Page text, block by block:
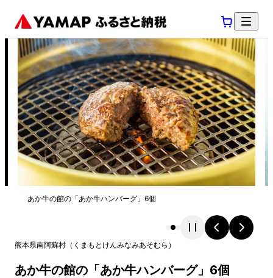
あか牛の館の「あか牛ハンバーグ」6個
熊本県南阿蘇村 （ くまもとけんみなみあそむら ）
あか牛の館の「あか牛ハンバーグ」6個